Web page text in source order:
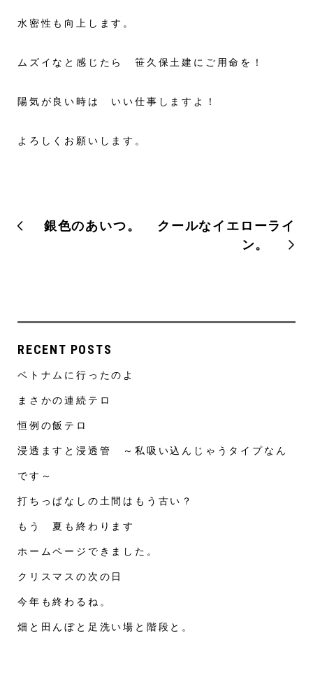
水密性も向上します。
ムズイなと感じたら 笹久保土建にご用命を！
陽気が良い時は いい仕事しますよ！
よろしくお願いします。
銀色のあいつ。
クールなイエローライ
ン。
RECENT POSTS
ベトナムに行ったのよ
まさかの連続テロ
恒例の飯テロ
浸透ますと浸透管 ～私吸い込んじゃうタイプなん
です～
打ちっぱなしの土間はもう古い？
もう 夏も終わります
ホームページできました。
クリスマスの次の日
今年も終わるね。
畑と田んぼと足洗い場と階段と。